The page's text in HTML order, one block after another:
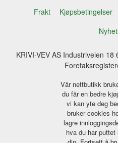
Frakt Kjøpsbetingelser
KRIVI-VEV AS Industriveien 18
Vår nettbutikk
du får en bedre
vi kan yte deg
bruker cookies
lagre
hva du har